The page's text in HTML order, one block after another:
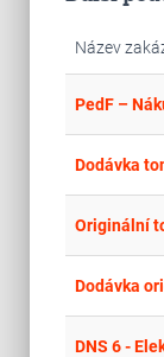
Název
PedF –
DNS 6 -